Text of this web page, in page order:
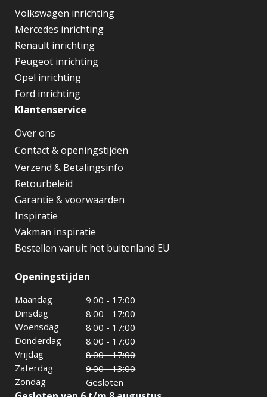
Volkswagen inrichting
Mercedes inrichting
Renault inrichting
Peugeot inrichting
Opel inrichting
Ford inrichting
Klantenservice
Over ons
Contact & openingstijden
Verzend & Betalingsinfo
Retourbeleid
Garantie & voorwaarden
Inspiratie
Vakman inspiratie
Bestellen vanuit het buitenland EU
Openingstijden
Maandag
9:00 - 17:00
Dinsdag
8:00 - 17:00
Woensdag
8:00 - 17:00
Donderdag
8:00 - 17:00
Vrijdag
8:00 - 17:00
Zaterdag
9:00 - 13:00
Zondag
Gesloten